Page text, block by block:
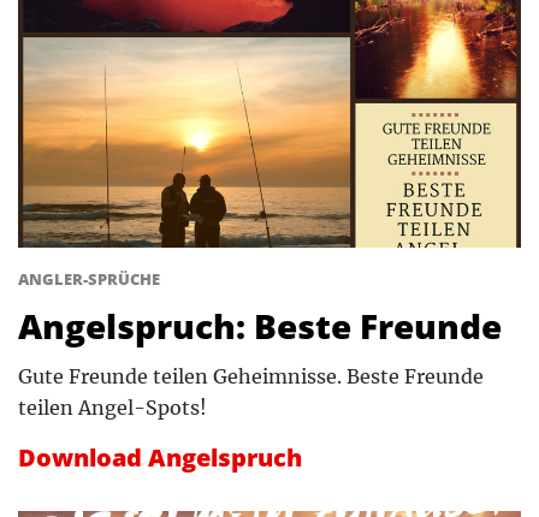
ANGLER-SPRÜCHE
Angelspruch: Beste Freunde
Gute Freunde teilen Geheimnisse. Beste Freunde
teilen Angel-Spots!
Download Angelspruch